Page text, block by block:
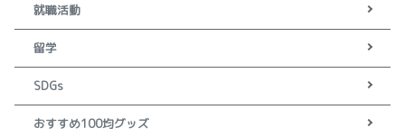
就職活動
留学
SDGs
おすすめ100均グッズ